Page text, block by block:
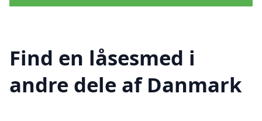
Find en låsesmed i
andre dele af Danmark